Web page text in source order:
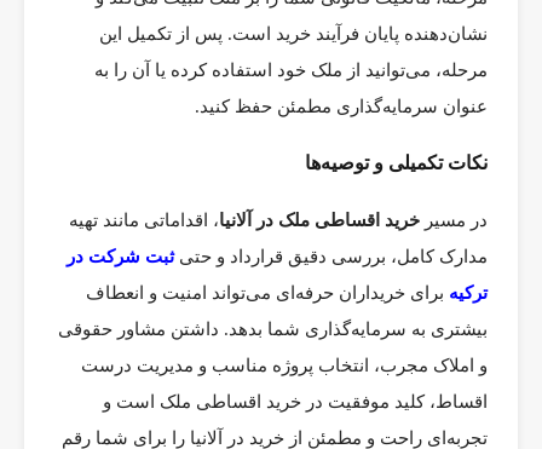
نشان‌دهنده پایان فرآیند خرید است. پس از تکمیل این
مرحله، می‌توانید از ملک خود استفاده کرده یا آن را به
عنوان سرمایه‌گذاری مطمئن حفظ کنید.
نکات تکمیلی و توصیه‌ها
در مسیر خرید اقساطی ملک در آلانیا، اقداماتی مانند تهیه
مدارک کامل، بررسی دقیق قرارداد و حتیثبت شرکت در
ترکیه برای خریداران حرفه‌ای می‌تواند امنیت و انعطاف
بیشتری به سرمایه‌گذاری شما بدهد. داشتن مشاور حقوقی
و املاک مجرب، انتخاب پروژه مناسب و مدیریت درست
اقساط، کلید موفقیت در خرید اقساطی ملک است و
تجربه‌ای راحت و مطمئن از خرید در آلانیا را برای شما رقم